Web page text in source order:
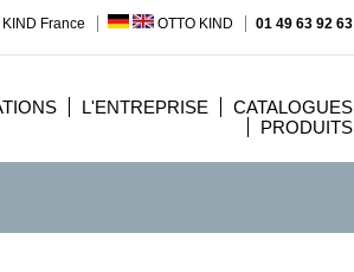
France OTTO KIND 01 49 63 92 63
CATALOGUES
L'ENTREPRISE
PRODUITS